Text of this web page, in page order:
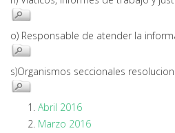
o) Responsable de atender la
s)Organismos seccionales
Abril 2016
Marzo 2016